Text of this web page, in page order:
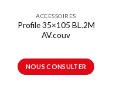
ACCESSOIRES
Profile 35×105 BL.2M
AV.couv
NOUS CONSULTER